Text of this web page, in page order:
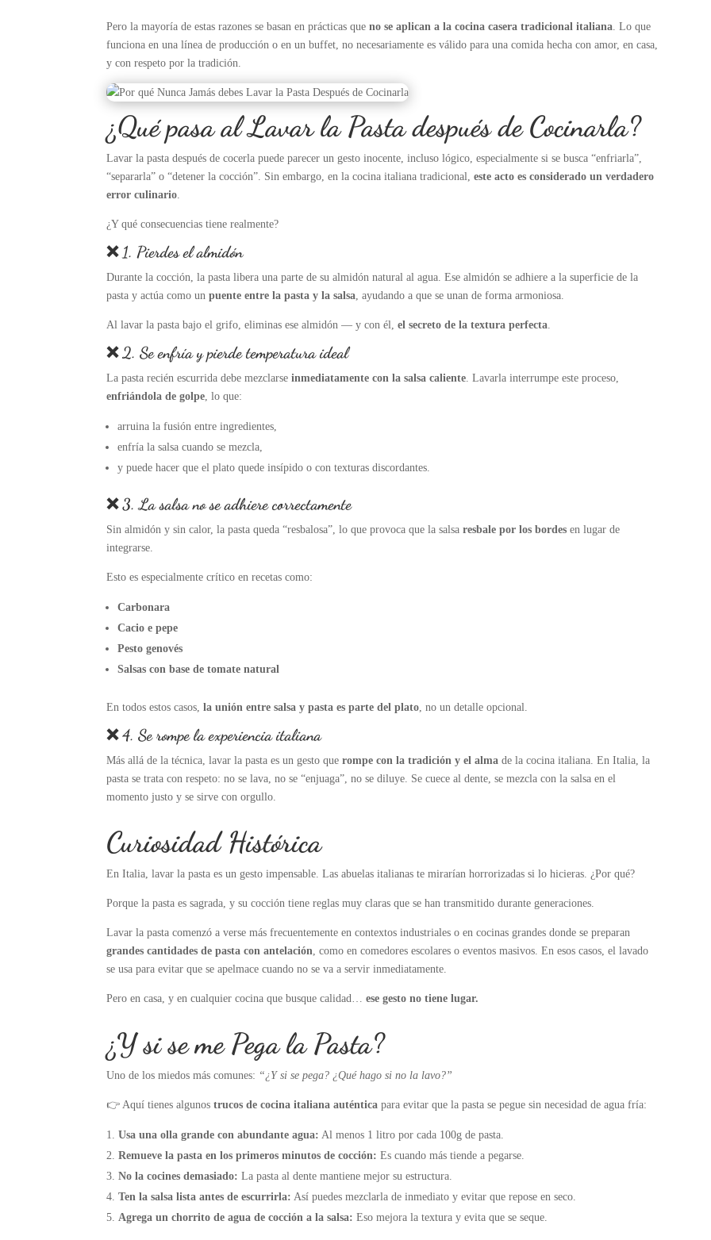
Pero la mayoría de estas razones se basan en prácticas queno se aplican a la cocina casera tradicional italiana . Lo que
funciona en una línea de producción o en un buffet, no necesariamente es válido para una comida hecha con amor, en casa,
y con respeto por la tradición.
¿Qué pasa al Lavar la Pasta después de Cocinarla?
Lavar la pasta después de cocerla puede parecer un gesto inocente, incluso lógico, especialmente si se busca “enfriarla”,
“separarla” o “detener la cocción”. Sin embargo, en la cocina italiana tradicional,este acto es considerado un verdadero
error culinario
¿Y qué consecuencias tiene realmente?
❌ 1. Pierdes el almidón
Durante la cocción, la pasta libera una parte de su almidón natural al agua. Ese almidón se adhiere a la superficie de la
pasta y actúa como unpuente entre la pasta y la salsa , ayudando a que se unan de forma armoniosa.
Al lavar la pasta bajo el grifo, eliminas ese almidón — y con él,el secreto de la textura perfecta
❌ 2. Se enfría y pierde temperatura ideal
La pasta recién escurrida debe mezclarseinmediatamente con la salsa caliente . Lavarla interrumpe este proceso,
enfriándola de golpe , lo que:
arruina la fusión entre ingredientes,
enfría la salsa cuando se mezcla,
y puede hacer que el plato quede insípido o con texturas discordantes.
❌ 3. La salsa no se adhiere correctamente
Sin almidón y sin calor, la pasta queda “resbalosa”, lo que provoca que la salsaresbale por los bordes en lugar de
integrarse.
Esto es especialmente crítico en recetas como:
Carbonara
Cacio e pepe
Pesto genovés
Salsas con base de tomate natural
En todos estos casos,la unión entre salsa y pasta es parte del plato , no un detalle opcional.
❌ 4. Se rompe la experiencia italiana
Más allá de la técnica, lavar la pasta es un gesto querompe con la tradición y el alma de la cocina italiana. En Italia, la
pasta se trata con respeto: no se lava, no se “enjuaga”, no se diluye. Se cuece al dente, se mezcla con la salsa en el
momento justo y se sirve con orgullo.
Curiosidad Histórica
En Italia, lavar la pasta es un gesto impensable. Las abuelas italianas te mirarían horrorizadas si lo hicieras. ¿Por qué?
Porque la pasta es sagrada, y su cocción tiene reglas muy claras que se han transmitido durante generaciones.
Lavar la pasta comenzó a verse más frecuentemente en contextos industriales o en cocinas grandes donde se preparan
grandes cantidades de pasta con antelación , como en comedores escolares o eventos masivos. En esos casos, el lavado
se usa para evitar que se apelmace cuando no se va a servir inmediatamente.
Pero en casa, y en cualquier cocina que busque calidad…ese gesto no tiene lugar.
¿Y si se me Pega la Pasta?
Uno de los miedos más comunes: “¿Y si se pega? ¿Qué hago si no la lavo?”
👉 Aquí tienes algunostrucos de cocina italiana auténtica para evitar que la pasta se pegue sin necesidad de agua fría:
Usa una olla grande con abundante agua: Al menos 1 litro por cada 100g de pasta.
Remueve la pasta en los primeros minutos de cocción: Es cuando más tiende a pegarse.
No la cocines demasiado: La pasta al dente mantiene mejor su estructura.
Ten la salsa lista antes de escurrirla: Así puedes mezclarla de inmediato y evitar que repose en seco.
Agrega un chorrito de agua de cocción a la salsa: Eso mejora la textura y evita que se seque.